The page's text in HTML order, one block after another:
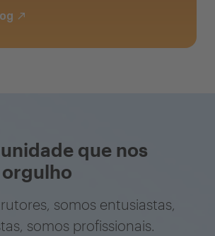
que nos
somos entusiastas,
somos profissionais.